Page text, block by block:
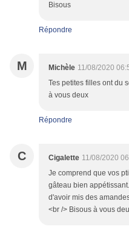
Bisous
Répondre
M Michèle 11/08/2020
Tes petites filles ont du
à vous deux
Répondre
C Cigalette 11/08/2020
Je comprend que vos
gâteau bien
d'avoir mis des
<br /> Bisous à vous